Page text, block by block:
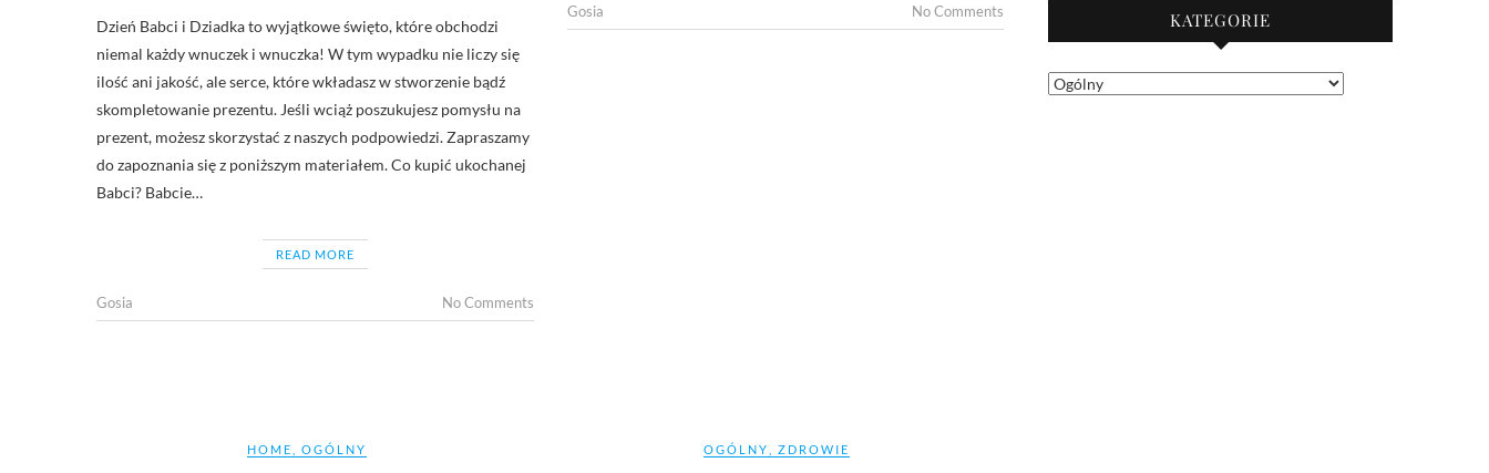
Dzień Babci i Dziadka to wyjątkowe święto, które obchodzi
niemal każdy wnuczek i wnuczka! W tym wypadku nie liczy się
ilość ani jakość, ale serce, które wkładasz w stworzenie bądź
skompletowanie prezentu. Jeśli wciąż poszukujesz pomysłu na
prezent, możesz skorzystać z naszych podpowiedzi. Zapraszamy
do zapoznania się z poniższym materiałem. Co kupić ukochanej
Babci? Babcie…
READ MORE
Gosia No Comments
Gosia No Comments
HOME OGÓLNY OGÓLNY ,ZDROWIE
KATEGORIE
Kategorie